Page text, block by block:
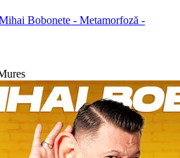
Bobonete - Metamorfoză -